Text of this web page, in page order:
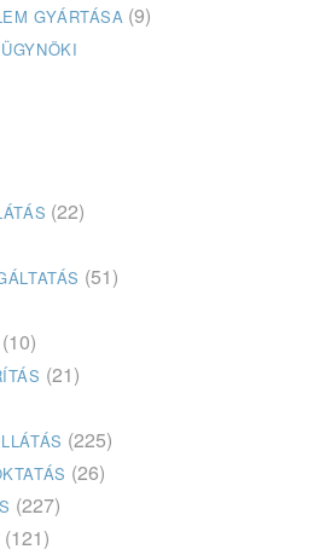
GYÁRTÁSA (9)
(22)
(51)
(10)
(21)
(225)
(26)
(227)
(121)